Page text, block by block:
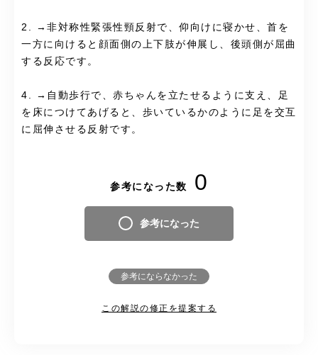
2. →非対称性緊張性頸反射で、仰向けに寝かせ、首を
一方に向けると顔面側の上下肢が伸展し、後頭側が屈曲
する反応です。
4. →自動歩行で、赤ちゃんを立たせるように支え、足
を床につけてあげると、歩いているかのように足を交互
に屈伸させる反射です。
参考になった数 0
参考になった
参考にならなかった
この解説の修正を提案する